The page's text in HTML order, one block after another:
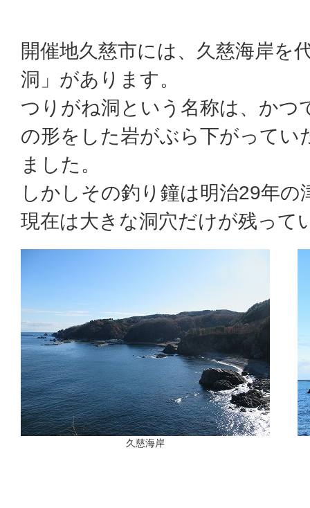
開催地久慈市には、久慈海岸を
洞」があります。
つりがね洞という名称は、かつ
の形をした岩がぶら下がってい
ました。
しかしその釣り鐘は明治29年
現在は大きな洞穴だけが残って
久慈海岸